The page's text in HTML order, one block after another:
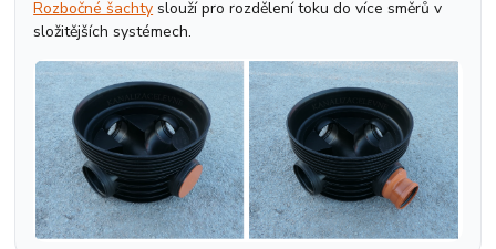
Rozbočné šachty slouží pro rozdělení toku do více směrů v
složitějších systémech.